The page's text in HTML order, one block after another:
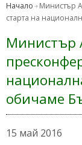
Начало
Министър
старта на
Министър
обичаме
15 май 2016